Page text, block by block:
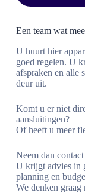
Een team wat
U huurt hier
goed regelen. U
afspraken en alle
deur uit.
Komt u er niet
aansluitingen?
Of heeft u meer
Neem dan
U krijgt advies in
planning en
We denken graag